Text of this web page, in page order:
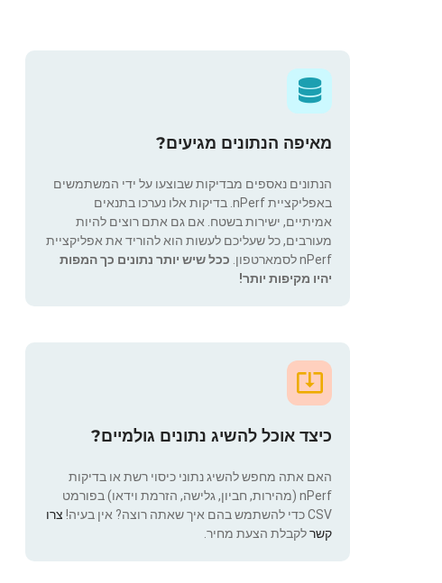
מאיפה הנתונים מגיעים?
הנתונים נאספים מבדיקות שבוצעו על ידי המשתמשים
באפליקציית nPerf. בדיקות אלו נערכו בתנאים
אמיתיים, ישירות בשטח. אם גם אתם רוצים להיות
מעורבים, כל שעליכם לעשות הוא להוריד את אפליקציית
nPerf לסמארטפון.
ככל שיש יותר נתונים כך המפות
יהיו מקיפות יותר!
כיצד אוכל להשיג נתונים גולמיים?
האם אתה מחפש להשיג נתוני כיסוי רשת או בדיקות
nPerf (מהירות, חביון, גלישה, הזרמת וידאו) בפורמט
CSV כדי להשתמש בהם איך שאתה רוצה? אין בעיה!
צרו
קשרלקבלת הצעת מחיר.